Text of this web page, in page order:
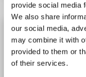
provide social media
We also share
our social media,
may combine it with
provided to them or
of their services.
RASGRF1
RASGRF1
Hôte: Lapin